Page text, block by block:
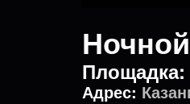
Площадка:
Адрес: